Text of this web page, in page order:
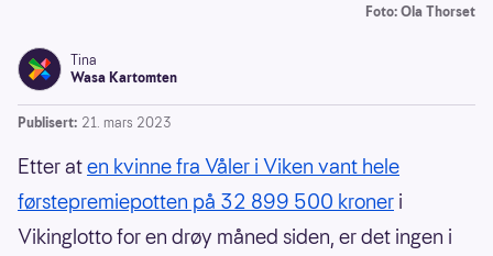
Foto: Ola Thorset
Tina
Wasa Kartomten
Publisert: 21. mars 2023
Etter aten kvinne fra Våler i Viken vant hele
førstepremiepotten på 32 899 500 kroner i
Vikinglotto for en drøy måned siden, er det ingen i